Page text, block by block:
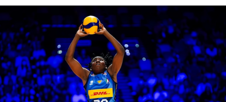
Mondiali calcio 2026
PODCAST
NEWSLETTER